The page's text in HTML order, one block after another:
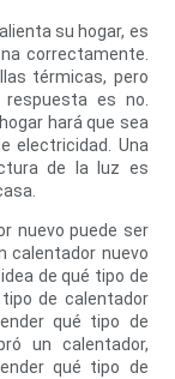
su hogar, es
correctamente.
térmicas, pero
respuesta es no.
hará que sea
electricidad. Una
de la luz es
nuevo puede ser
calentador nuevo
de qué tipo de
de calentador
qué tipo de
un calentador,
qué tipo de